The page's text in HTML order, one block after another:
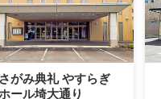
さがみ典礼 やすらぎ
ール埼大通り